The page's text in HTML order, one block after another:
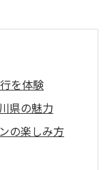
を体験
県の魅力
の楽しみ方
始めるコツ